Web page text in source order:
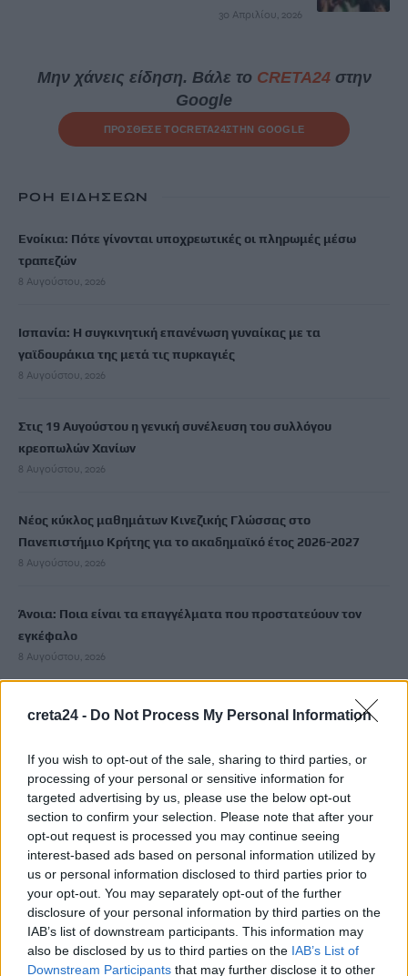
creta24 - Do Not Process My Personal Information
If you wish to opt-out of the sale, sharing to third parties, or
processing of your personal or sensitive information for
targeted advertising by us, please use the below opt-out
section to confirm your selection. Please note that after your
opt-out request is processed you may continue seeing
interest-based ads based on personal information utilized by
us or personal information disclosed to third parties prior to
your opt-out. You may separately opt-out of the further
disclosure of your personal information by third parties on the
IAB’s list of downstream participants. This information may
also be disclosed by us to third parties on the IAB’s List of
Downstream Participants that may further disclose it to other
30 Απριλίου, 2026
Μην χάνεις είδηση. Βάλε το CRETA24στην
Google
ΠΡΟΣΘΕΣΕ ΤΟCRETA24ΣΤΗΝ GOOGLE
ΡΟΗ ΕΙΔΗΣΕΩΝ
Ενοίκια: Πότε γίνονται υποχρεωτικές οι πληρωμές μέσω
τραπεζών
8 Αυγούστου, 2026
Ισπανία: Η συγκινητική επανένωση γυναίκας με τα
γαϊδουράκια της μετά τις πυρκαγιές
8 Αυγούστου, 2026
Στις 19 Αυγούστου η γενική συνέλευση του συλλόγου
κρεοπωλών Χανίων
8 Αυγούστου, 2026
Νέος κύκλος μαθημάτων Κινεζικής Γλώσσας στο
Πανεπιστήμιο Κρήτης για το ακαδημαϊκό έτος 2026-2027
8 Αυγούστου, 2026
Άνοια: Ποια είναι τα επαγγέλματα που προστατεύουν τον
εγκέφαλο
8 Αυγούστου, 2026
Επίδομα €391 από τον ΟΠΕΚΑ, χωρίς εισοδηματικά κριτήρια:
Θεατρική αφήγηση «Έρευσεν ύδωρ» στο Δημοτικό Σχολείο
Κεφαλά
8 Αυγούστου, 2026
18χρονος έσπασε παγκόσμιο ρεκόρ ως ο νεότερος άνδρας
καθηγητής -Διδάσκει συνομηλίκους του
8 Αυγούστου, 2026